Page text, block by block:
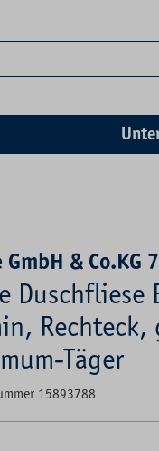
& Co.KG
Täger
15893788